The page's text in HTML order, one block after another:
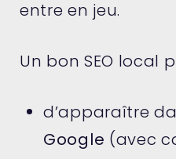
entre en jeu.
Un bon SEO local
d’apparaître
Google (avec